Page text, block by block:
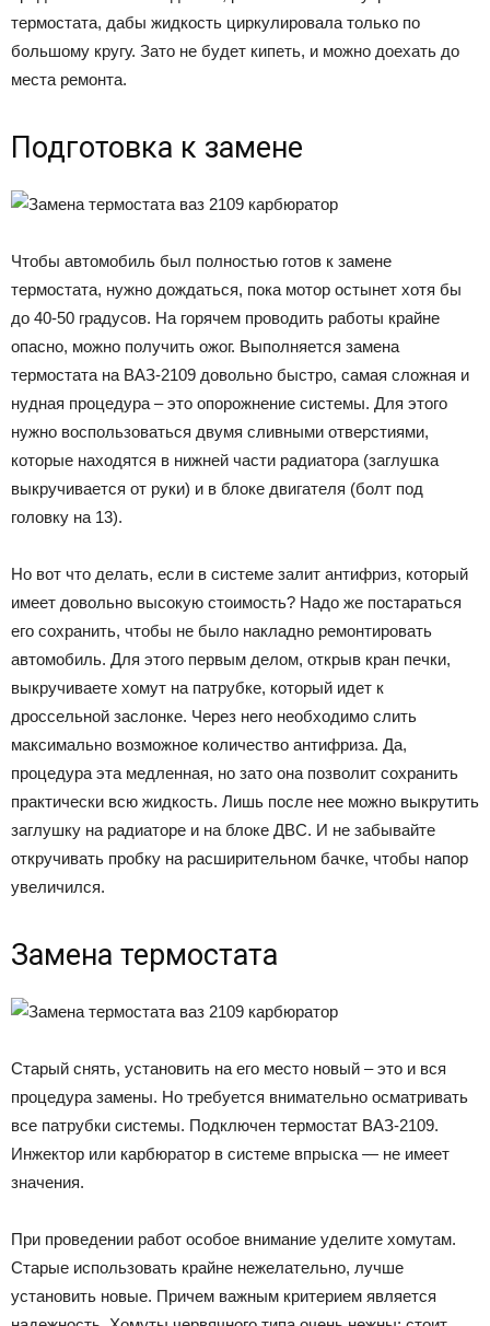
термостата, дабы жидкость циркулировала только по
большому кругу. Зато не будет кипеть, и можно доехать до
места ремонта.
Подготовка к замене
Чтобы автомобиль был полностью готов к замене
термостата, нужно дождаться, пока мотор остынет хотя бы
до 40-50 градусов. На горячем проводить работы крайне
опасно, можно получить ожог. Выполняется замена
термостата на ВАЗ-2109 довольно быстро, самая сложная и
нудная процедура – это опорожнение системы. Для этого
нужно воспользоваться двумя сливными отверстиями,
которые находятся в нижней части радиатора (заглушка
выкручивается от руки) и в блоке двигателя (болт под
головку на 13).
Но вот что делать, если в системе залит антифриз, который
имеет довольно высокую стоимость? Надо же постараться
его сохранить, чтобы не было накладно ремонтировать
автомобиль. Для этого первым делом, открыв кран печки,
выкручиваете хомут на патрубке, который идет к
дроссельной заслонке. Через него необходимо слить
максимально возможное количество антифриза. Да,
процедура эта медленная, но зато она позволит сохранить
практически всю жидкость. Лишь после нее можно выкрутить
заглушку на радиаторе и на блоке ДВС. И не забывайте
откручивать пробку на расширительном бачке, чтобы напор
увеличился.
Замена термостата
Старый снять, установить на его место новый – это и вся
процедура замены. Но требуется внимательно осматривать
все патрубки системы. Подключен термостат ВАЗ-2109.
Инжектор или карбюратор в системе впрыска — не имеет
значения.
При проведении работ особое внимание уделите хомутам.
Старые использовать крайне нежелательно, лучше
установить новые. Причем важным критерием является